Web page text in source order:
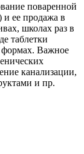
поваренной
и ее продажа в
школах раз в
таблетки
формах. Важное
канализации,
и пр.